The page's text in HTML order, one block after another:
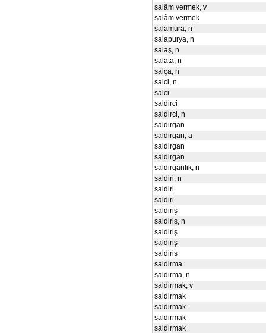
salâm vermek, v
salâm vermek
salamura, n
salapurya, n
salaş, n
salata, n
salça, n
salci, n
salci
saldirci
saldirci, n
saldirgan
saldirgan, a
saldirgan
saldirgan
saldirganlik, n
saldiri, n
saldiri
saldiri
saldiriş
saldiriş, n
saldiriş
saldiriş
saldiriş
saldirma
saldirma, n
saldirmak, v
saldirmak
saldirmak
saldirmak
saldirmak